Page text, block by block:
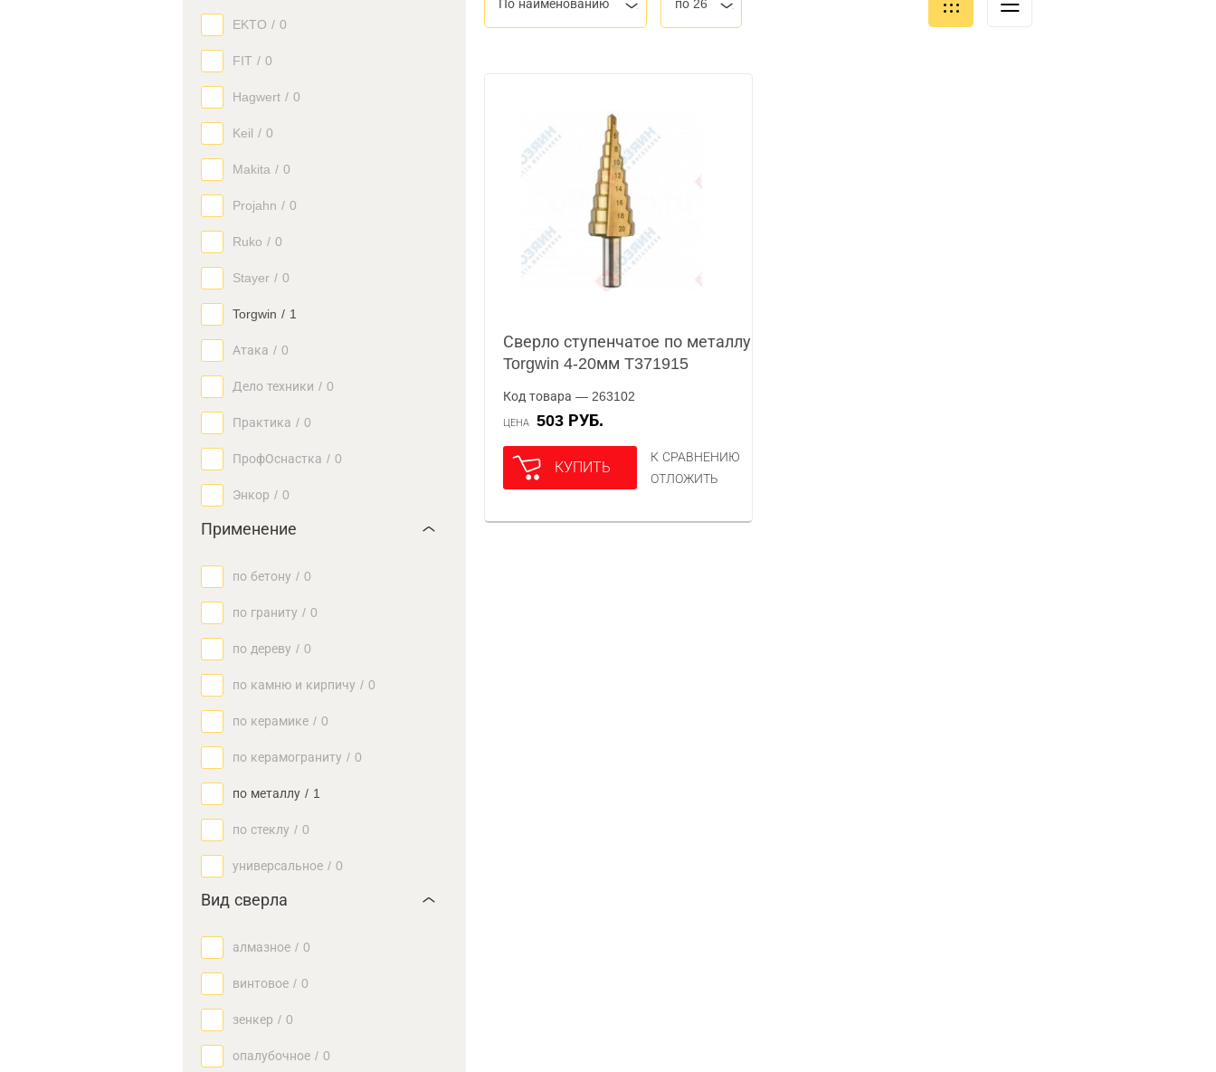
EKTO / 0
FIT / 0
Hagwert / 0
Keil / 0
Makita / 0
Projahn / 0
Ruko / 0
Stayer / 0
Torgwin / 1
Атака / 0
Дело техники / 0
Практика / 0
ПрофОснастка / 0
Энкор / 0
Применение
по бетону / 0
по граниту / 0
по дереву / 0
по камню и кирпичу / 0
по керамике / 0
по керамограниту / 0
по металлу / 1
по стеклу / 0
универсальное / 0
Вид сверла
алмазное / 0
винтовое / 0
зенкер / 0
опалубочное / 0
По наименованию по 26
Сверло ступенчатое по металлу
Torgwin 4-20мм T371915
Код товара — 263102
ЦЕНА 503 РУБ.
КУПИТЬ
К СРАВНЕНИЮ
ОТЛОЖИТЬ